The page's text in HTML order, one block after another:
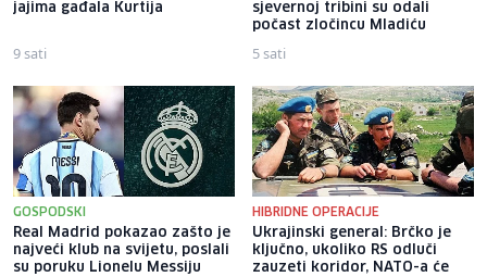
jajima gađala Kurtija
9 sati
sjevernoj tribini su odali
počast zločincu Mladiću
5 sati
GOSPODSKI
Real Madrid pokazao zašto je
najveći klub na svijetu, poslali
su poruku Lionelu Messiju
HIBRIDNE OPERACIJE
Ukrajinski general: Brčko je
ključno, ukoliko RS odluči
zauzeti koridor, NATO-a će